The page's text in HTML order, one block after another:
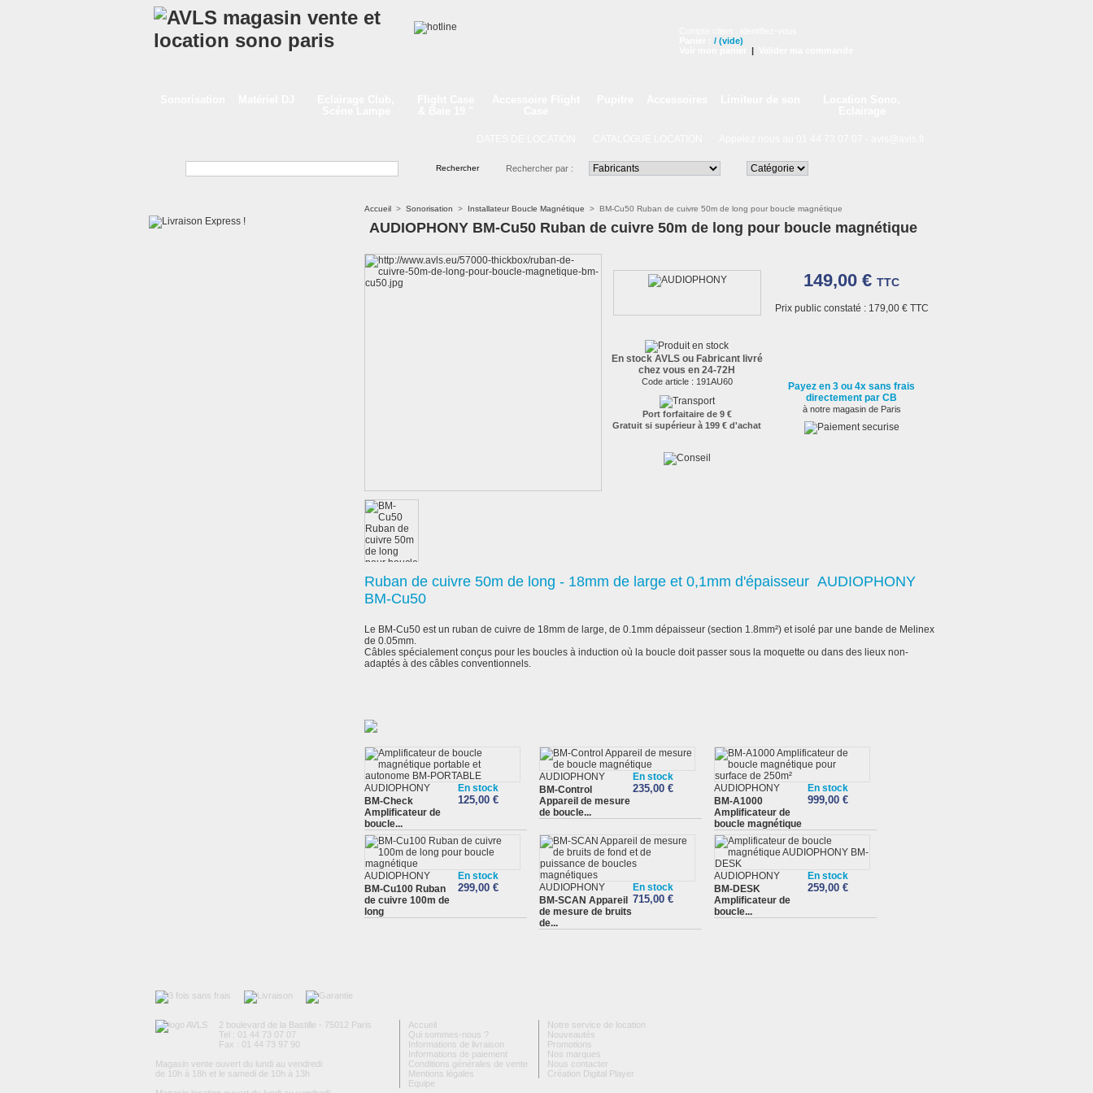
/ (vide)
|
Rechercher par :
Accueil > Sonorisation > Installateur Boucle Magnétique > BM-Cu50 Ruban de cuivre 50m de long pour boucle magnétique
AUDIOPHONY BM-Cu50 Ruban de cuivre 50m de long pour boucle magnétique
En stock AVLS ou Fabricant livré
chez vous en 24-72H
Code article : 191AU60
Port forfaitaire de 9 €
Gratuit si supérieur à 199 € d'achat
149,00 € TTC
Prix public constaté : 179,00 €TTC
Payez en 3 ou 4x sans frais
directement par CB
à notre magasin de Paris
Ruban de cuivre 50m de long - 18mm de large et 0,1mm d'épaisseur AUDIOPHONY
BM-Cu50
Le BM-Cu50 est un ruban de cuivre de 18mm de large, de 0.1mm dépaisseur (section 1.8mm²) et isolé par une bande de Melinex
de 0.05mm.
Câbles spécialement conçus pour les boucles à induction où la boucle doit passer sous la moquette ou dans des lieux non-
adaptés à des câbles conventionnels.
AUDIOPHONY
BM-Check
Amplificateur de
boucle...
En stock
125,00 €
AUDIOPHONY
BM-Control
Appareil de mesure
de boucle...
En stock
235,00 €
AUDIOPHONY
BM-A1000
Amplificateur de
boucle magnétique
En stock
999,00 €
AUDIOPHONY
BM-Cu100 Ruban
de cuivre 100m de
long
En stock
299,00 €
AUDIOPHONY
BM-SCAN Appareil
de mesure de bruits
de...
En stock
715,00 €
AUDIOPHONY
BM-DESK
Amplificateur de
boucle...
En stock
259,00 €
2 boulevard de la Bastille - 75012 Paris
Tel : 01 44 73 07 07
Fax : 01 44 73 97 90
Magasin vente ouvert du lundi au vendredi
de 10h à 18h et le samedi de 10h à 13h
Accueil
Qui sommes-nous ?
Informations de livraison
Informations de paiement
Conditions générales de vente
Mentions légales
Equipe
Notre service de location
Nouveautés
Promotions
Nos marques
Nous contacter
Création Digital Player